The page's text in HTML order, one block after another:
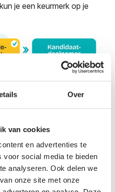
Over
van cookies
en advertenties te
voor social media te bieden
analyseren. Ook delen we
onze site met onze
je een keurmerk op je